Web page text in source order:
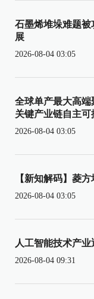
石墨烯堆垛难题
展
2026-08-04 03:05
全球单产最大高端
关键产业链自主可
2026-08-04 03:05
【新知解码】菱
2026-08-04 03:05
人工智能技术产
2026-08-04 09:31